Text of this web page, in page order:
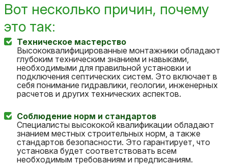
Вот несколько причин, почему
это так:
Техническое мастерство
Высококвалифицированные монтажники обладают
глубоким техническим знанием и навыками,
необходимыми для правильной установки и
подключения септических систем. Это включает в
себя понимание гидравлики, геологии, инженерных
расчетов и других технических аспектов.
Соблюдение норм и стандартов
Специалисты высококой квалификации обладают
знанием местных строительных норм, а также
стандартов безопасности. Это гарантирует, что
установка будет соответствовать всем
необходимым требованиям и предписаниям.